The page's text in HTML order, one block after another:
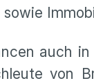
auch
von